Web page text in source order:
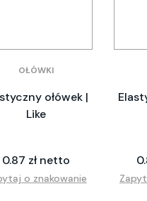
OŁÓWKI
ołówek |
Like
0.87 zł netto
o znakowanie